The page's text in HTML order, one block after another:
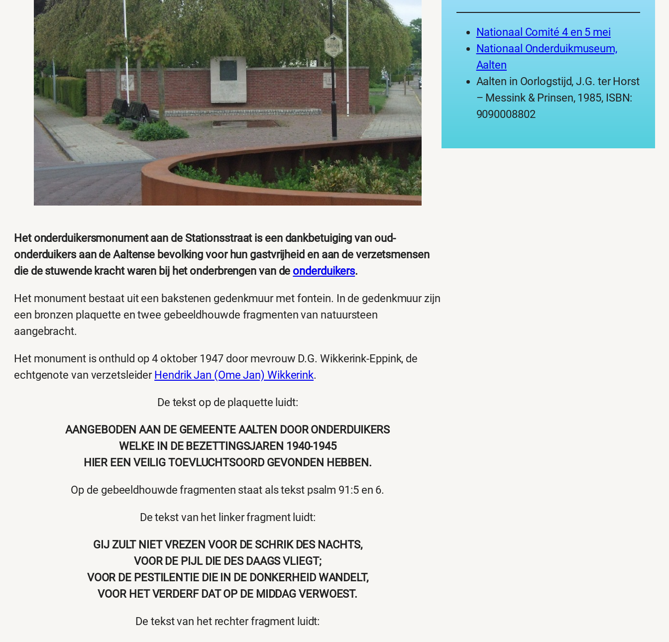
Het onderduikersmonument aan de Stationsstraat is een dankbetuiging van oud-
onderduikers aan de Aaltense bevolking voor hun gastvrijheid en aan de verzetsmensen
die de stuwende kracht waren bij het onderbrengen van de onderduikers.
Het monument bestaat uit een bakstenen gedenkmuur met fontein. In de gedenkmuur zijn
een bronzen plaquette en twee gebeeldhouwde fragmenten van natuursteen
aangebracht.
Het monument is onthuld op 4 oktober 1947 door mevrouw D.G. Wikkerink-Eppink, de
echtgenote van verzetsleider Hendrik Jan (Ome Jan) Wikkerink.
De tekst op de plaquette luidt:
AANGEBODEN AAN DE GEMEENTE AALTEN DOOR ONDERDUIKERS
WELKE IN DE BEZETTINGSJAREN 1940-1945
HIER EEN VEILIG TOEVLUCHTSOORD GEVONDEN HEBBEN.
Op de gebeeldhouwde fragmenten staat als tekst psalm 91:5 en 6.
De tekst van het linker fragment luidt:
GIJ ZULT NIET VREZEN VOOR DE SCHRIK DES NACHTS,
VOOR DE PIJL DIE DES DAAGS VLIEGT;
VOOR DE PESTILENTIE DIE IN DE DONKERHEID WANDELT,
VOOR HET VERDERF DAT OP DE MIDDAG VERWOEST.
De tekst van het rechter fragment luidt:
Nationaal Comité 4 en 5 mei
Nationaal Onderduikmuseum,
Aalten
Aalten in Oorlogstijd, J.G. ter Horst
– Messink & Prinsen, 1985, ISBN:
9090008802